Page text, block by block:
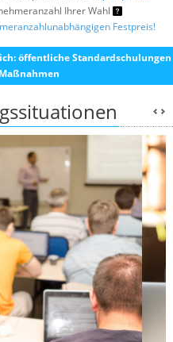
Ihrer Wahl
Festpreis!
öffentliche Standardschulungen